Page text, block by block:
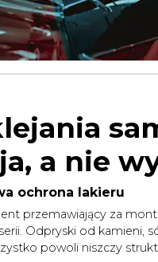
a nie
ochrona lakieru
przemawiający za
Odpryski od kamieni,
powoli niszczy